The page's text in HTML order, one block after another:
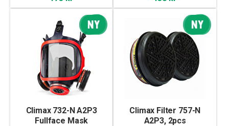
NY
Climax 732-N A2P3
Fullface Mask
NY
Climax Filter 757-N
A2P3, 2pcs